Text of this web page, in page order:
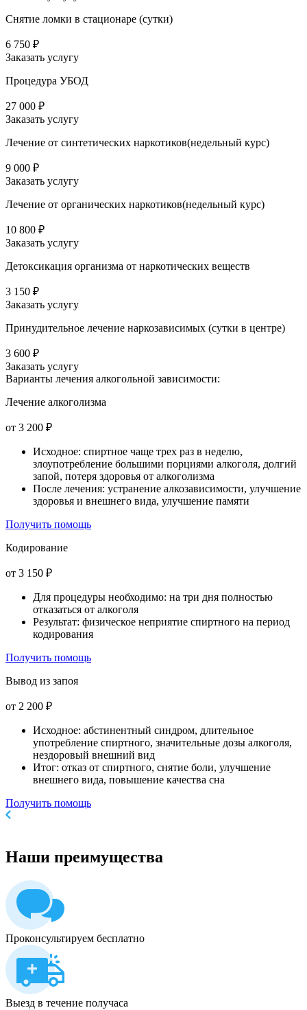
Снятие ломки в стационаре (сутки)
6 750 ₽
Заказать услугу
Процедура УБОД
27 000 ₽
Заказать услугу
Лечение от синтетических наркотиков(недельный курс)
9 000 ₽
Заказать услугу
Лечение от органических наркотиков(недельный курс)
10 800 ₽
Заказать услугу
Детоксикация организма от наркотических веществ
3 150 ₽
Заказать услугу
Принудительное лечение наркозависимых (сутки в центре)
3 600 ₽
Заказать услугу
Варианты лечения алкогольной зависимости:
Лечение алкоголизма
от 3 200 ₽
Исходное: спиртное чаще трех раз в неделю,
злоупотребление большими порциями алкоголя, долгий
запой, потеря здоровья от алкоголизма
После лечения: устранение алкозависимости, улучшение
здоровья и внешнего вида, улучшение памяти
Получить помощь
Кодирование
от 3 150 ₽
Для процедуры необходимо: на три дня полностью
отказаться от алкоголя
Результат: физическое неприятие спиртного на период
кодирования
Получить помощь
Вывод из запоя
от 2 200 ₽
Исходное: абстинентный синдром, длительное
употребление спиртного, значительные дозы алкоголя,
нездоровый внешний вид
Итог: отказ от спиртного, снятие боли, улучшение
внешнего вида, повышение качества сна
Получить помощь
Наши преимущества
Проконсультируем бесплатно
Выезд в течение получаса